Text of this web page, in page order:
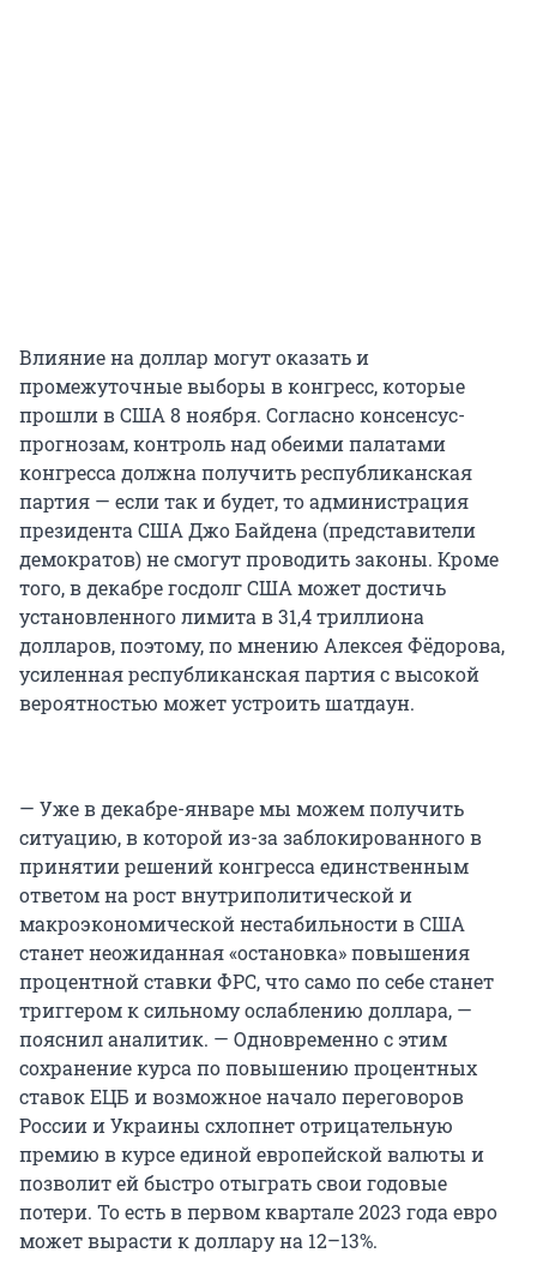
Влияние на доллар могут оказать и
промежуточные выборы в конгресс, которые
прошли в США 8 ноября. Согласно консенсус-
прогнозам, контроль над обеими палатами
конгресса должна получить республиканская
партия — если так и будет, то администрация
президента США Джо Байдена (представители
демократов) не смогут проводить законы. Кроме
того, в декабре госдолг США может достичь
установленного лимита в 31,4 триллиона
долларов, поэтому, по мнению Алексея Фёдорова,
усиленная республиканская партия с высокой
вероятностью может устроить шатдаун.
— Уже в декабре-январе мы можем получить
ситуацию, в которой из-за заблокированного в
принятии решений конгресса единственным
ответом на рост внутриполитической и
макроэкономической нестабильности в США
станет неожиданная «остановка» повышения
процентной ставки ФРС, что само по себе станет
триггером к сильному ослаблению доллара, —
пояснил аналитик. — Одновременно с этим
сохранение курса по повышению процентных
ставок ЕЦБ и возможное начало переговоров
России и Украины схлопнет отрицательную
премию в курсе единой европейской валюты и
позволит ей быстро отыграть свои годовые
потери. То есть в первом квартале 2023 года евро
может вырасти к доллару на 12–13%.